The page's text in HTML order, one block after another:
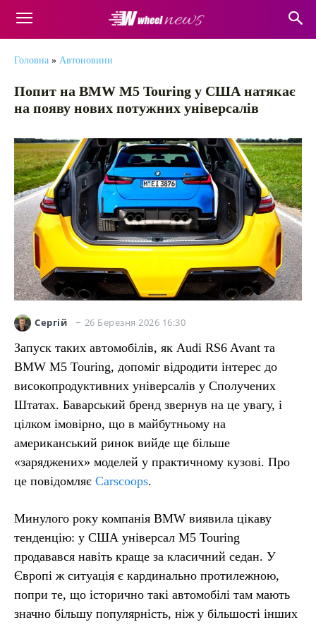
Головна » Автоновини
Попит на BMW M5 Touring у США натякає
на появу нових потужних універсалів
Сергій 26 Березня 2026 16:30
Запуск таких автомобілів, як Audi RS6 Avant та
BMW M5 Touring, допоміг відродити інтерес до
високопродуктивних універсалів у Сполучених
Штатах. Баварський бренд звернув на це увагу, і
цілком імовірно, що в майбутньому на
американський ринок вийде ще більше
«заряджених» моделей у практичному кузові. Про
це повідомляє Carscoops.
Минулого року компанія BMW виявила цікаву
тенденцію: у США універсал M5 Touring
продавався навіть краще за класичний седан. У
Європі ж ситуація є кардинально протилежною,
попри те, що історично такі автомобілі там мають
значно більшу популярність, ніж у більшості інших